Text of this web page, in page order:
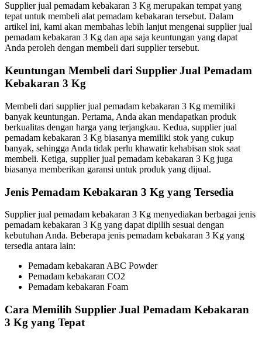
Supplier jual pemadam kebakaran 3 Kg merupakan tempat yang
tepat untuk membeli alat pemadam kebakaran tersebut. Dalam
artikel ini, kami akan membahas lebih lanjut mengenai supplier jual
pemadam kebakaran 3 Kg dan apa saja keuntungan yang dapat
Anda peroleh dengan membeli dari supplier tersebut.
Keuntungan Membeli dari Supplier Jual Pemadam
Kebakaran 3 Kg
Membeli dari supplier jual pemadam kebakaran 3 Kg memiliki
banyak keuntungan. Pertama, Anda akan mendapatkan produk
berkualitas dengan harga yang terjangkau. Kedua, supplier jual
pemadam kebakaran 3 Kg biasanya memiliki stok yang cukup
banyak, sehingga Anda tidak perlu khawatir kehabisan stok saat
membeli. Ketiga, supplier jual pemadam kebakaran 3 Kg juga
biasanya memberikan garansi untuk produk yang dijual.
Jenis Pemadam Kebakaran 3 Kg yang Tersedia
Supplier jual pemadam kebakaran 3 Kg menyediakan berbagai jenis
pemadam kebakaran 3 Kg yang dapat dipilih sesuai dengan
kebutuhan Anda. Beberapa jenis pemadam kebakaran 3 Kg yang
tersedia antara lain:
Pemadam kebakaran ABC Powder
Pemadam kebakaran CO2
Pemadam kebakaran Foam
Cara Memilih Supplier Jual Pemadam Kebakaran
3 Kg yang Tepat